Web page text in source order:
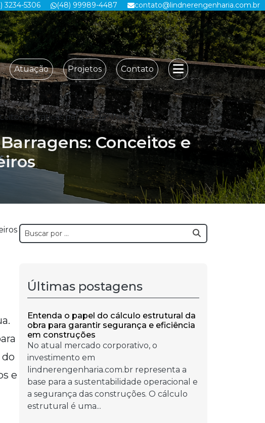
3234-5306 (48) 99989-4487 contato@lindnerengenharia.com.br
Atuação Projetos Contato
e Práticas para Engenheiros
Conceitos e
e
Últimas postagens
Entenda o papel do cálculo estrutural da
obra para garantir segurança e eficiência
em construções
No atual mercado corporativo, o
investimento em
lindnerengenharia.com.br representa a
base para a sustentabilidade operacional e
a segurança das construções. O cálculo
estrutural é uma...